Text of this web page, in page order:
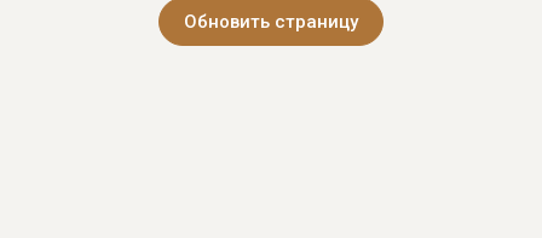
Обновить страницу